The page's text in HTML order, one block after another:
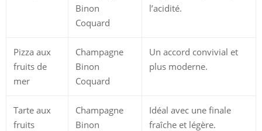
Binon
Coquard
l’acidité.
Pizza aux
fruits de
mer
Champagne
Binon
Coquard
Un accord convivial et
plus moderne.
Tarte aux
fruits
Champagne
Binon
Idéal avec une finale
fraîche et légère.